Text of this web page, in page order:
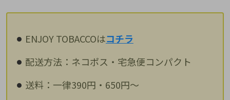
ENJOY TOBACCOはコチラ
配送方法：ネコポス・宅急便コンパクト
送料：一律390円・650円～